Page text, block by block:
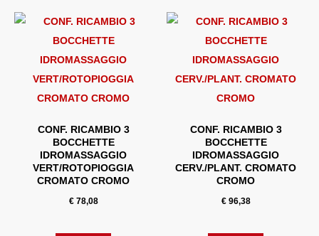
CONF. RICAMBIO 3
BOCCHETTE
IDROMASSAGGIO
VERT/ROTOPIOGGIA
CROMATO CROMO
€78,08
CONF. RICAMBIO 3
BOCCHETTE
IDROMASSAGGIO
CERV./PLANT. CROMATO
CROMO
€96,38